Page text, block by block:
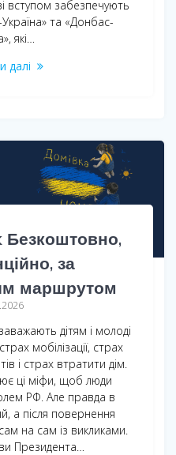
вступом забезпечують
та «Донбас-
які…
далі
Безкоштовно,
за
маршрутом
дітям і молоді
мобілізації, страх
і страх втратити дім.
ці міфи, щоб люди
РФ. Але правда в
а після повернення
на сам із викликами.
Президента…